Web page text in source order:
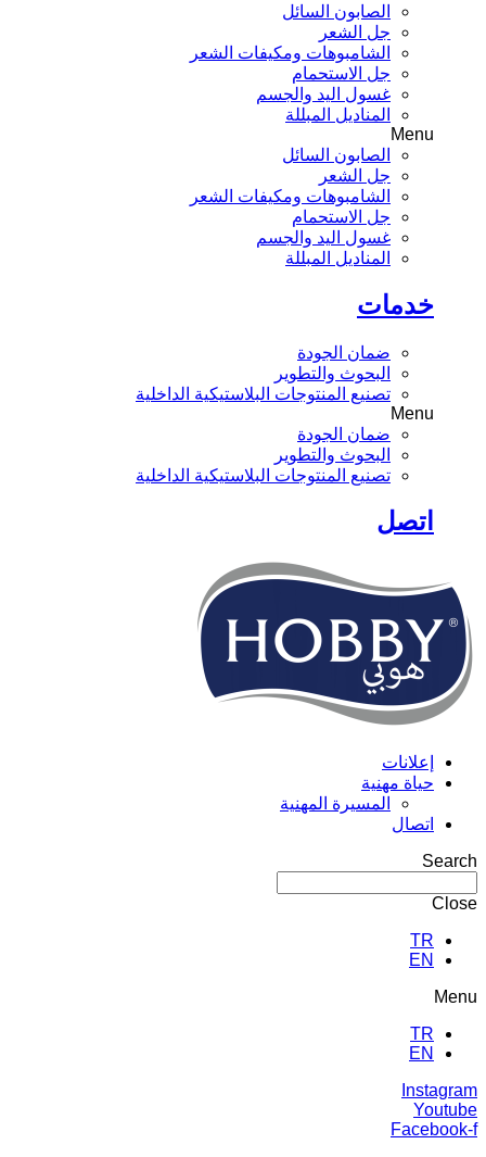
الصابون السائل
جل الشعر
الشامبوهات ومكيفات الشعر
جل الاستحمام
غسول اليد والجسم
المناديل المبللة
Menu
الصابون السائل
جل الشعر
الشامبوهات ومكيفات الشعر
جل الاستحمام
غسول اليد والجسم
المناديل المبللة
خدمات
ضمان الجودة
البحوث والتطوير
تصنيع المنتوجات البلاستيكية الداخلية
Menu
ضمان الجودة
البحوث والتطوير
تصنيع المنتوجات البلاستيكية الداخلية
اتصل
إعلانات
حياة مهنية
المسيرة المهنية
اتصال
Search
Close
TR
EN
Menu
TR
EN
Instagram
Youtube
Facebook-f